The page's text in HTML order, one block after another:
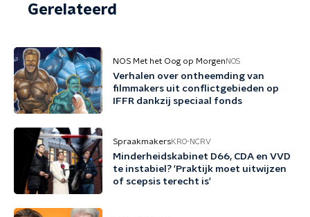
Gerelateerd
NOS Met het Oog op Morgen NOS
Verhalen over ontheemding van
filmmakers uit conflictgebieden op
IFFR dankzij speciaal fonds
SpraakmakersKRO-NCRV
Minderheidskabinet D66, CDA en VVD
te instabiel? 'Praktijk moet uitwijzen
of scepsis terecht is'